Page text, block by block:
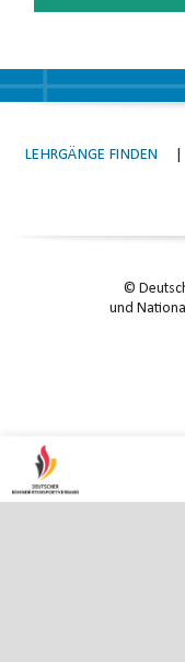
LEHRGÄNGE FINDEN
©
und